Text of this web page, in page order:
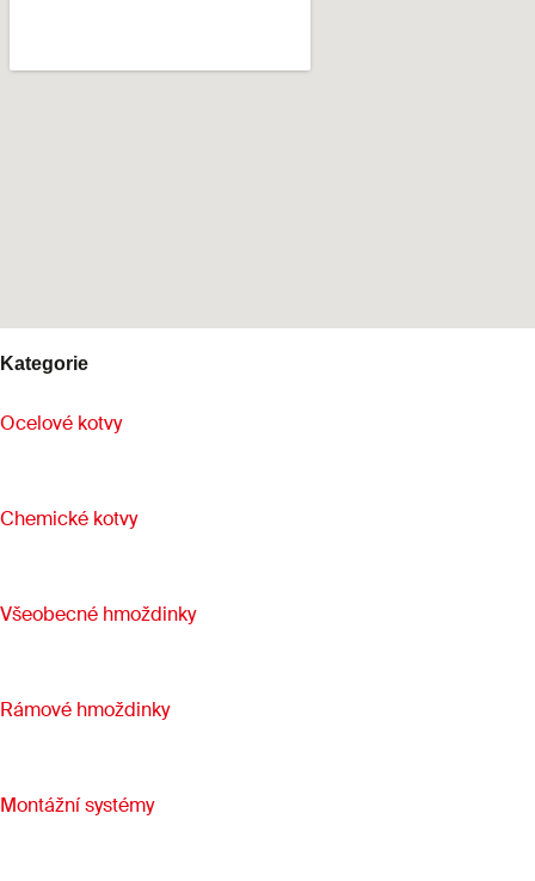
Kategorie
Ocelové kotvy
Chemické kotvy
Všeobecné hmoždinky
Rámové hmoždinky
Montážní systémy